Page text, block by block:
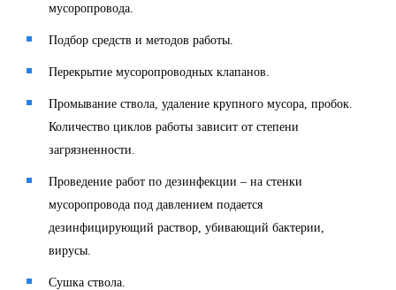
мусоропровода.
Подбор средств и методов работы.
Перекрытие мусоропроводных клапанов.
Промывание ствола, удаление крупного мусора, пробок.
Количество циклов работы зависит от степени
загрязненности.
Проведение работ по дезинфекции – на стенки
мусоропровода под давлением подается
дезинфицирующий раствор, убивающий бактерии,
вирусы.
Сушка ствола.